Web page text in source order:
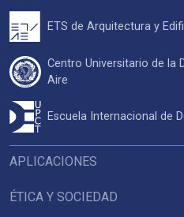
APLICACIONES
ÉTICA Y SOCIEDAD
ETS de Arquitectura y
Centro Universitario de la
Aire
Escuela Internacional de